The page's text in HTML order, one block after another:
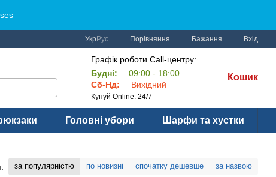
УкрРус Порівняння Бажання Вхід
Графік роботи Call-центру:
Будні:
09:00 - 18:00
Сб-Нд:
Вихідний
Купуй Online: 24/7
Кошик
Головні убори Шарфи та хустки
за популярністю по новизні спочатку дешевше за назвою